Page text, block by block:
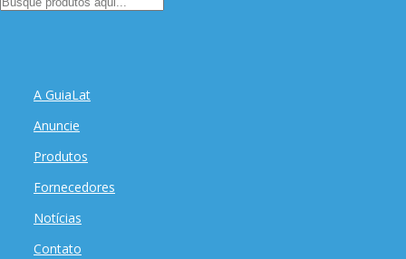
A GuiaLat
Anuncie
Produtos
Fornecedores
Notícias
Contato